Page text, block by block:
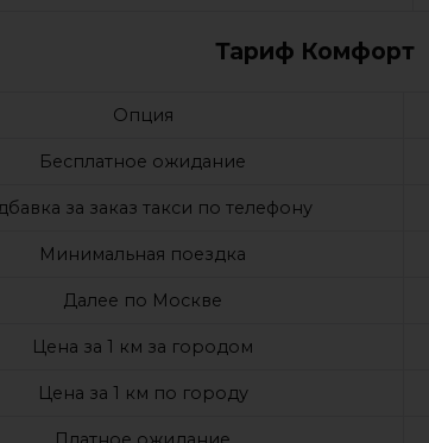
Тариф Комфорт
Опция
Бесплатное ожидание
за заказ такси по телефону
Минимальная поездка
Далее по Москве
Цена за 1 км за городом
Цена за 1 км по городу